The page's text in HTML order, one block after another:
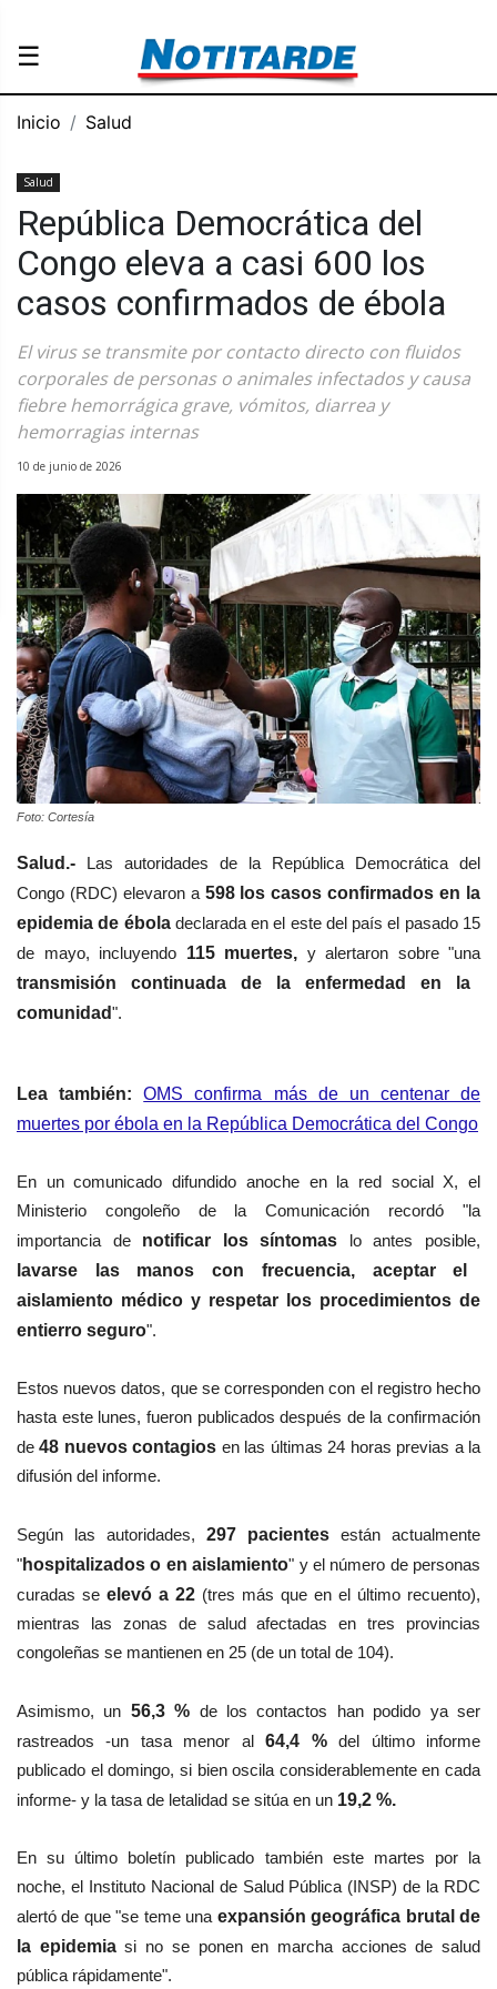
☰
Inicio Salud
Salud
República Democrática del
Congo eleva a casi 600 los
casos confirmados de ébola
El virus se transmite por contacto directo con fluidos
corporales de personas o animales infectados y causa
fiebre hemorrágica grave, vómitos, diarrea y
hemorragias internas
10 de junio de 2026
Foto: Cortesía
Salud.- Las autoridades de la República Democrática del
Congo (RDC) elevaron a 598 los casos confirmados en la
epidemia de ébola declarada en el este del país el pasado 15
de mayo, incluyendo 115 muertes, y alertaron sobre "una
transmisión continuada de la enfermedad en la
comunidad".
Lea también:OMS confirma más de un centenar de
muertes por ébola en la República Democrática del Congo
En un comunicado difundido anoche en la red social X, el
Ministerio congoleño de la Comunicación recordó "la
importancia de notificar los síntomas lo antes posible,
lavarse las manos con frecuencia, aceptar el
aislamiento médico y respetar los procedimientos de
entierro seguro".
Estos nuevos datos, que se corresponden con el registro hecho
hasta este lunes, fueron publicados después de la confirmación
de 48 nuevos contagios en las últimas 24 horas previas a la
difusión del informe.
Según las autoridades, 297 pacientes están actualmente
"hospitalizados o en aislamiento" y el número de personas
curadas se elevó a 22 (tres más que en el último recuento),
mientras las zonas de salud afectadas en tres provincias
congoleñas se mantienen en 25 (de un total de 104).
Asimismo, un 56,3 % de los contactos han podido ya ser
rastreados -un tasa menor al64,4 %del último informe
publicado el domingo, si bien oscila considerablemente en cada
informe- y la tasa de letalidad se sitúa en un 19,2 %.
En su último boletín publicado también este martes por la
noche, el Instituto Nacional de Salud Pública (INSP) de la RDC
alertó de que "se teme una expansión geográfica brutal de
la epidemiasi no se ponen en marcha acciones de salud
pública rápidamente".